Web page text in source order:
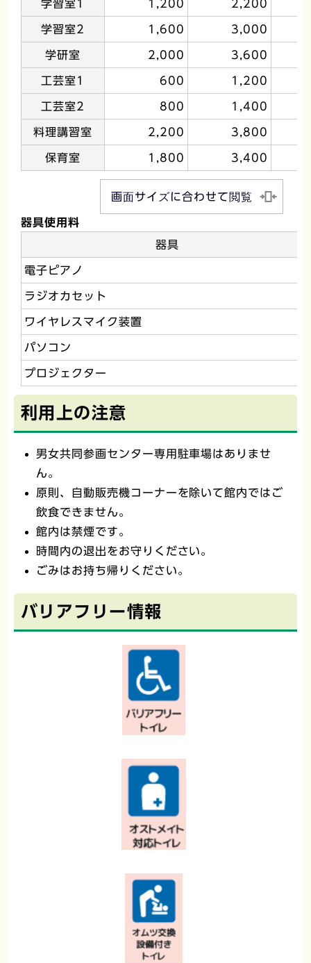
学習室1 1,200 2,200
学習室2 1,600 3,000
学研室 2,000 3,600
工芸室1 600 1,200
工芸室2 800 1,400
料理講習室 2,200 3,800
保育室 1,800 3,400
画面サイズに合わせて閲覧
器具使用料
器具
電子ピアノ
ラジオカセット
ワイヤレスマイク装置
パソコン
プロジェクター
利用上の注意
男女共同参画センター専用駐車場はありませ
ん。
原則、自動販売機コーナーを除いて館内ではご
飲食できません。
館内は禁煙です。
時間内の退出をお守りください。
ごみはお持ち帰りください。
バリアフリー情報